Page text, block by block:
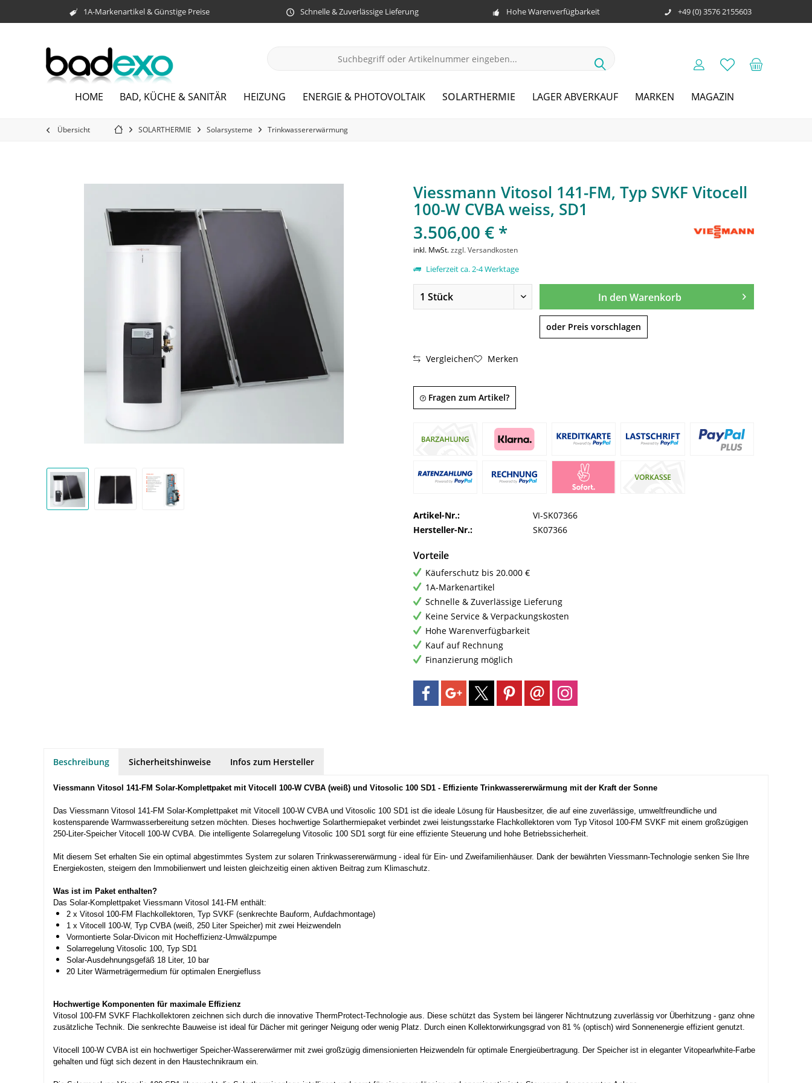
1A-Markenartikel & Günstige Preise Schnelle & Zuverlässige Lieferung Hohe Warenverfügbarkeit +49 (0) 3576 2155603
HOME BAD, KÜCHE & SANITÄR HEIZUNG ENERGIE & PHOTOVOLTAIK SOLARTHERMIE LAGER ABVERKAUF MARKEN MAGAZIN
Übersicht SOLARTHERMIE Solarsysteme Trinkwassererwärmung
Viessmann Vitosol 141-FM, Typ SVKF Vitocell
100-W CVBA weiss, SD1
3.506,00 € *
inkl. MwSt.zzgl. Versandkosten
Lieferzeit ca. 2-4 Werktage
In den Warenkorb
oder Preis vorschlagen
Vergleichen Merken
Fragen zum Artikel?
Artikel-Nr.:
VI-SK07366
Hersteller-Nr.:
SK07366
Vorteile
Käuferschutz bis 20.000 €
1A-Markenartikel
Schnelle & Zuverlässige Lieferung
Keine Service & Verpackungskosten
Hohe Warenverfügbarkeit
Kauf auf Rechnung
Finanzierung möglich
Beschreibung Sicherheitshinweise Infos zum Hersteller
Viessmann Vitosol 141-FM Solar-Komplettpaket mit Vitocell 100-W CVBA (weiß) und Vitosolic 100 SD1 - Effiziente Trinkwassererwärmung mit der Kraft der Sonne
Das Viessmann Vitosol 141-FM Solar-Komplettpaket mit Vitocell 100-W CVBA und Vitosolic 100 SD1 ist die ideale Lösung für Hausbesitzer, die auf eine zuverlässige, umweltfreundliche und
kostensparende Warmwasserbereitung setzen möchten. Dieses hochwertige Solarthermiepaket verbindet zwei leistungsstarke Flachkollektoren vom Typ Vitosol 100-FM SVKF mit einem großzügigen
250-Liter-Speicher Vitocell 100-W CVBA. Die intelligente Solarregelung Vitosolic 100 SD1 sorgt für eine effiziente Steuerung und hohe Betriebssicherheit.
Mit diesem Set erhalten Sie ein optimal abgestimmtes System zur solaren Trinkwassererwärmung - ideal für Ein- und Zweifamilienhäuser. Dank der bewährten Viessmann-Technologie senken Sie Ihre
Energiekosten, steigern den Immobilienwert und leisten gleichzeitig einen aktiven Beitrag zum Klimaschutz.
Was ist im Paket enthalten?
Das Solar-Komplettpaket Viessmann Vitosol 141-FM enthält:
2 x Vitosol 100-FM Flachkollektoren, Typ SVKF (senkrechte Bauform, Aufdachmontage)
1 x Vitocell 100-W, Typ CVBA (weiß, 250 Liter Speicher) mit zwei Heizwendeln
Vormontierte Solar-Divicon mit Hocheffizienz-Umwälzpumpe
Solarregelung Vitosolic 100, Typ SD1
Solar-Ausdehnungsgefäß 18 Liter, 10 bar
20 Liter Wärmeträgermedium für optimalen Energiefluss
Hochwertige Komponenten für maximale Effizienz
Vitosol 100-FM SVKF Flachkollektoren zeichnen sich durch die innovative ThermProtect-Technologie aus. Diese schützt das System bei längerer Nichtnutzung zuverlässig vor Überhitzung - ganz ohne
zusätzliche Technik. Die senkrechte Bauweise ist ideal für Dächer mit geringer Neigung oder wenig Platz. Durch einen Kollektorwirkungsgrad von 81 % (optisch) wird Sonnenenergie effizient genutzt.
Vitocell 100-W CVBA ist ein hochwertiger Speicher-Wassererwärmer mit zwei großzügig dimensionierten Heizwendeln für optimale Energieübertragung. Der Speicher ist in eleganter Vitopearlwhite-Farbe
gehalten und fügt sich dezent in den Haustechnikraum ein.